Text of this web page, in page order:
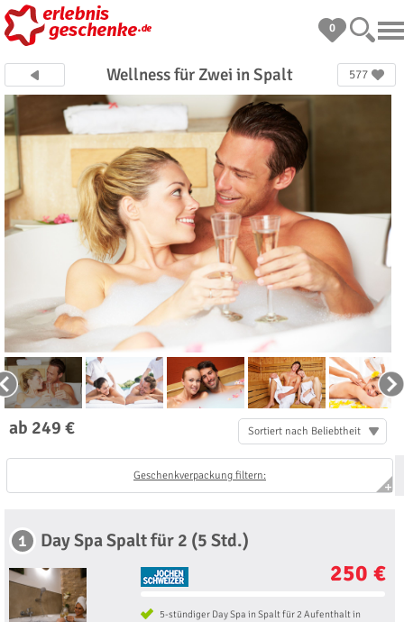
0
Wellness für Zwei in Spalt 577
ab 249 € Sortiert nach Beliebtheit
Geschenkverpackung filtern:
1 Day Spa Spalt für 2 (5 Std.)
250 €
5-stündiger Day Spa in Spalt für 2 Aufenthalt in